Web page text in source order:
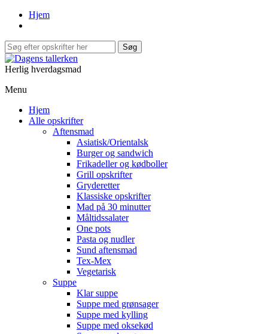
Hjem
Herlig hverdagsmad
Menu
Hjem
Alle opskrifter
Aftensmad
Asiatisk/Orientalsk
Burger og sandwich
Frikadeller og kødboller
Grill opskrifter
Gryderetter
Klassiske opskrifter
Mad på 30 minutter
Måltidssalater
One pots
Pasta og nudler
Sund aftensmad
Tex-Mex
Vegetarisk
Suppe
Klar suppe
Suppe med grønsager
Suppe med kylling
Suppe med oksekød